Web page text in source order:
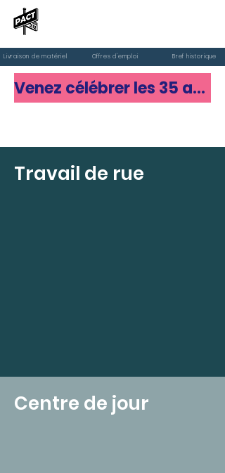
Livraison de matériel Offres d'emploi Bref historique
Faire un don
Venez célébrer les 35 ans de PACT de rue
Travail de rue
Centre de jour